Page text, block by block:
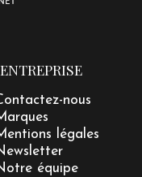
ENTREPRISE
nous
légales
équipe